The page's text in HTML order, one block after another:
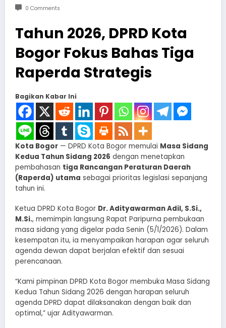
0 Comments
Tahun 2026, DPRD Kota
Bogor Fokus Bahas Tiga
Raperda Strategis
Bagikan Kabar Ini
Kota Bogor — DPRD Kota Bogor memulai Masa Sidang
Kedua Tahun Sidang 2026 dengan menetapkan
pembahasan tiga Rancangan Peraturan Daerah
(Raperda) utama sebagai prioritas legislasi sepanjang
tahun ini.
Ketua DPRD Kota Bogor Dr. Adityawarman Adil, S.Si.,
M.Si., memimpin langsung Rapat Paripurna pembukaan
masa sidang yang digelar pada Senin (5/1/2026). Dalam
kesempatan itu, ia menyampaikan harapan agar seluruh
agenda dewan dapat berjalan efektif dan sesuai
perencanaan.
“Kami pimpinan DPRD Kota Bogor membuka Masa Sidang
Kedua Tahun Sidang 2026 dengan harapan seluruh
agenda DPRD dapat dilaksanakan dengan baik dan
optimal,” ujar Adityawarman.